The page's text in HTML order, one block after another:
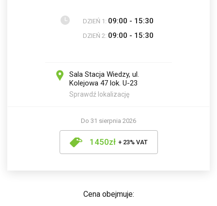
DZIEŃ 1: 09:00 - 15:30
DZIEŃ 2: 09:00 - 15:30
Sala Stacja Wiedzy, ul.
Kolejowa 47 lok. U-23
Sprawdź lokalizację
Do 31 sierpnia 2026
1450zł + 23% VAT
Cena obejmuje: